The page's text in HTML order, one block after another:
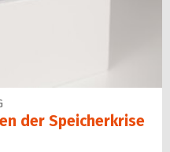
der Speicherkrise